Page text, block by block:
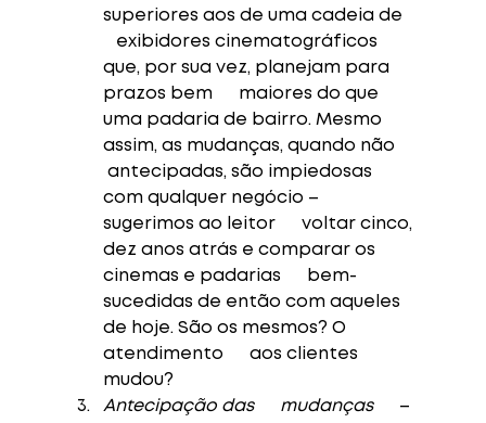
superiores aos de uma cadeia de
   exibidores cinematográficos
que, por sua vez, planejam para
prazos bem      maiores do que
uma padaria de bairro. Mesmo
assim, as mudanças, quando não
antecipadas, são impiedosas
com qualquer negócio –
sugerimos ao leitor      voltar cinco,
dez anos atrás e comparar os
cinemas e padarias      bem-
sucedidas de então com aqueles
de hoje. São os mesmos? O
atendimento      aos clientes
mudou?
Antecipação das      mudanças
      –